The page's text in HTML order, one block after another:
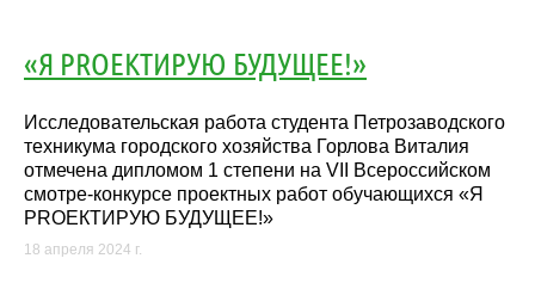
«Я PROЕКТИРУЮ БУДУЩЕЕ!»
Исследовательская работа студента Петрозаводского
техникума городского хозяйства Горлова Виталия
отмечена дипломом 1 степени на VII Всероссийском
смотре-конкурсе проектных работ обучающихся «Я
PROЕКТИРУЮ БУДУЩЕЕ!»
18 апреля 2024 г.